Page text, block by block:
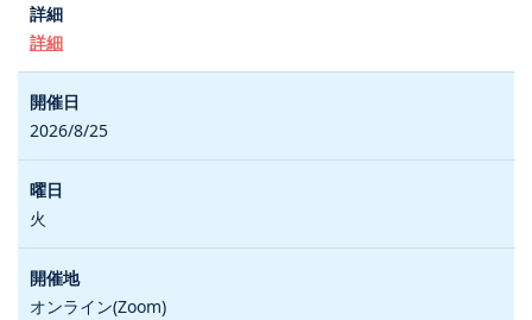
詳細
2026/8/25
火
オンライン(Zoom)